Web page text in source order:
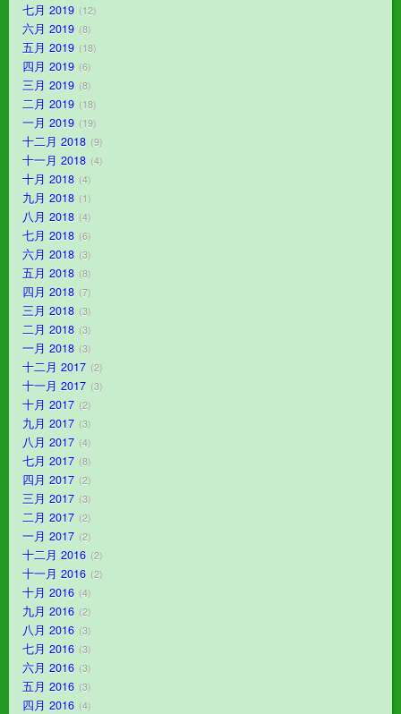
七月 2019 12
六月 2019 8
五月 2019 18
四月 2019 6
三月 2019 8
二月 2019 18
一月 2019 19
十二月 2018 9
十一月 2018 4
十月 2018 4
九月 2018 1
八月 2018 4
七月 2018 6
六月 2018 3
五月 2018 8
四月 2018 7
三月 2018 3
二月 2018 3
一月 2018 3
十二月 2017 2
十一月 2017 3
十月 2017 2
九月 2017 3
八月 2017 4
七月 2017 8
四月 2017 2
三月 2017 3
二月 2017 2
一月 2017 2
十二月 2016 2
十一月 2016 2
十月 2016 4
九月 2016 2
八月 2016 3
七月 2016 3
六月 2016 3
五月 2016 3
四月 2016 4